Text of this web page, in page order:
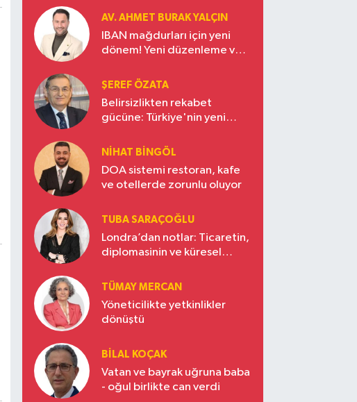
AV. AHMET BURAK YALÇIN
IBAN mağdurları için yeni
dönem! Yeni düzenleme ve
ŞEREF ÖZATA
Belirsizlikten rekabet
gücüne: Türkiye'nin yeni
NIHAT BINGÖL
DOA sistemi restoran, kafe
ve otellerde zorunlu oluyor
TUBA SARAÇOĞLU
Londra’dan notlar: Ticaretin,
diplomasinin ve küresel
Türkiye’nin yükselen gücü
TÜMAY MERCAN
Yöneticilikte yetkinlikler
dönüştü
BILAL KOÇAK
Vatan ve bayrak uğruna baba
- oğul birlikte can verdi